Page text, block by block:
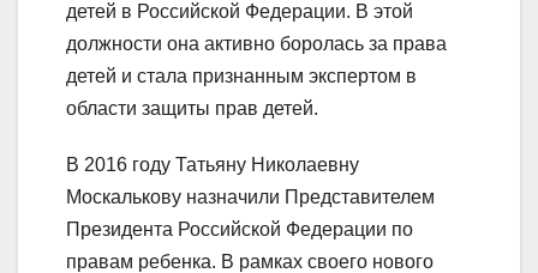
детей в Российской Федерации. В этой
должности она активно боролась за права
детей и стала признанным экспертом в
области защиты прав детей.
В 2016 году Татьяну Николаевну
Москалькову назначили Представителем
Президента Российской Федерации по
правам ребенка. В рамках своего нового